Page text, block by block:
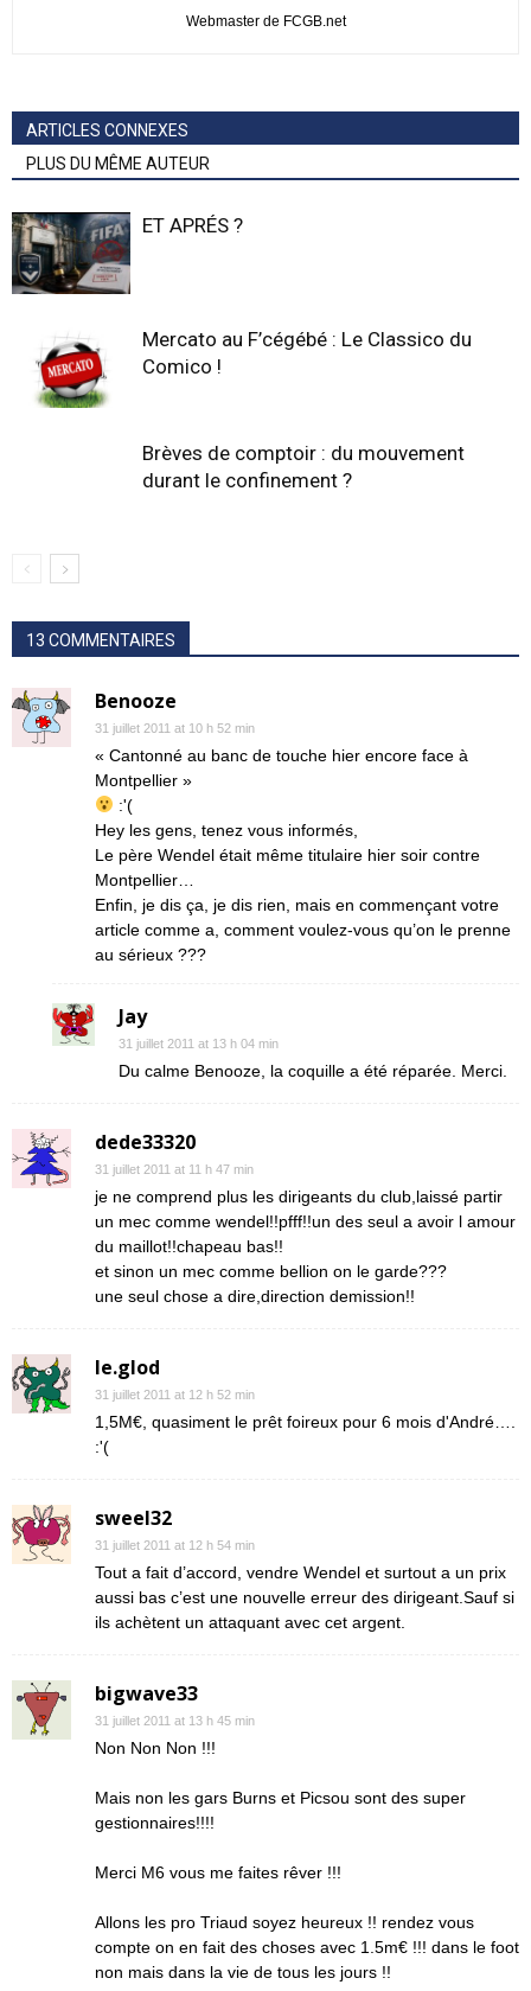
Webmaster de FCGB.net
ARTICLES CONNEXES
PLUS DU MÊME AUTEUR
ET APRÉS ?
Mercato au F’cégébé : Le Classico du
Comico !
Brèves de comptoir : du mouvement
durant le confinement ?
13 COMMENTAIRES
Benooze
31 juillet 2011 at 10 h 52 min
« Cantonné au banc de touche hier encore face à
Montpellier »
:'(
Hey les gens, tenez vous informés,
Le père Wendel était même titulaire hier soir contre
Montpellier…
Enfin, je dis ça, je dis rien, mais en commençant votre
article comme a, comment voulez-vous qu’on le prenne
au sérieux ???
Jay
31 juillet 2011 at 13 h 04 min
Du calme Benooze, la coquille a été réparée. Merci.
dede33320
31 juillet 2011 at 11 h 47 min
je ne comprend plus les dirigeants du club,laissé partir
un mec comme wendel!!pfff!!un des seul a avoir l amour
du maillot!!chapeau bas!!
et sinon un mec comme bellion on le garde???
une seul chose a dire,direction demission!!
le.glod
31 juillet 2011 at 12 h 52 min
1,5M€, quasiment le prêt foireux pour 6 mois d'André….
:'(
sweel32
31 juillet 2011 at 12 h 54 min
Tout a fait d’accord, vendre Wendel et surtout a un prix
aussi bas c’est une nouvelle erreur des dirigeant.Sauf si
ils achètent un attaquant avec cet argent.
bigwave33
31 juillet 2011 at 13 h 45 min
Non Non Non !!!
Mais non les gars Burns et Picsou sont des super
gestionnaires!!!!
Merci M6 vous me faites rêver !!!
Allons les pro Triaud soyez heureux !! rendez vous
compte on en fait des choses avec 1.5m€ !!! dans le foot
non mais dans la vie de tous les jours !!